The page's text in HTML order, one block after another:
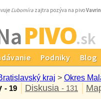
Ľubomíra zajtra pozýva na pivo
PIVO.sk
Podniky Blog
kraj > Okres
- 19 Diskusia - 131